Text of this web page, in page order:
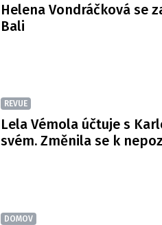
Helena Vondráčková se
Bali
REVUE
Lela Vémola účtuje s
svém. Změnila se k
DOMOV